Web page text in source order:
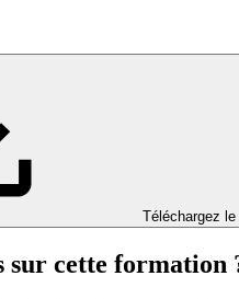
Téléchargez le
sur cette formation